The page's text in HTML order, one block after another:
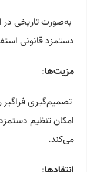
به‌صورت تاریخی در
دستمزد قانونی
مزیت‌ها:
تصمیم‌گیری
امکان تنظیم
می‌کند.